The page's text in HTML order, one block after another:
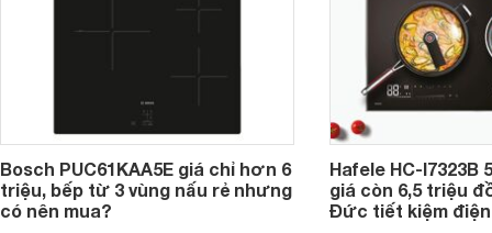
Bosch PUC61KAA5E giá chỉ hơn 6
triệu, bếp từ 3 vùng nấu rẻ nhưng
có nên mua?
Hafele HC-I7323B
giá còn 6,5 triệu
Đức tiết kiệm